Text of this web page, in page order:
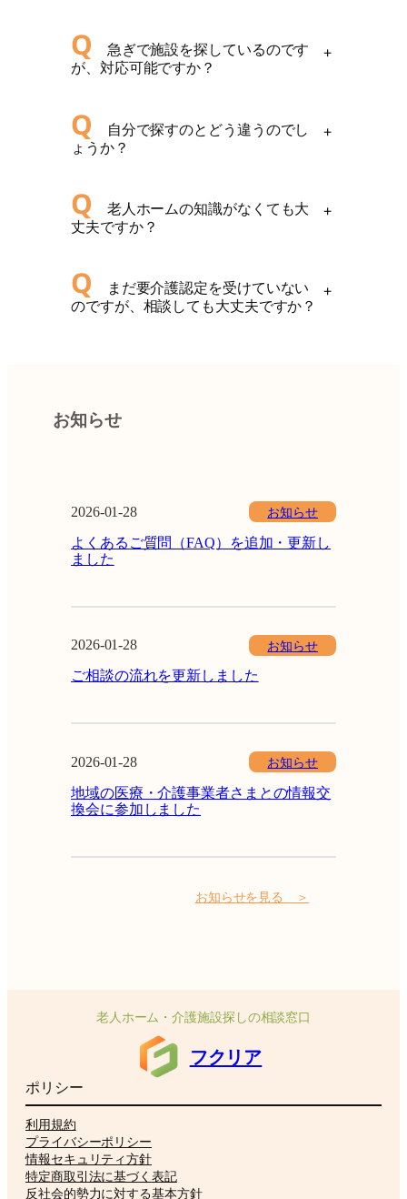
Q 急ぎで施設を探しているのです
が、対応可能ですか？
+
Q 自分で探すのとどう違うのでし
ょうか？
+
Q 老人ホームの知識がなくても大
丈夫ですか？
+
Q まだ要介護認定を受けていない
のですが、相談しても大丈夫ですか？
+
お知らせ
2026-01-28 お知らせ
よくあるご質問（FAQ）を追加・更新し
ました
2026-01-28 お知らせ
ご相談の流れを更新しました
2026-01-28 お知らせ
地域の医療・介護事業者さまとの情報交
換会に参加しました
お知らせを見る ＞
老人ホーム・介護施設探しの相談窓口
フクリア
ポリシー
利用規約
プライバシーポリシー
情報セキュリティ方針
特定商取引法に基づく表記
反社会的勢力に対する基本方針